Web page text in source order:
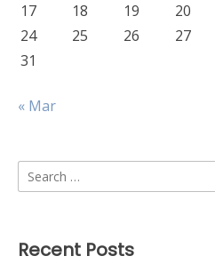
17
18 19 20
24
25 26 27
31
« Mar
Search
for:
Recent Posts